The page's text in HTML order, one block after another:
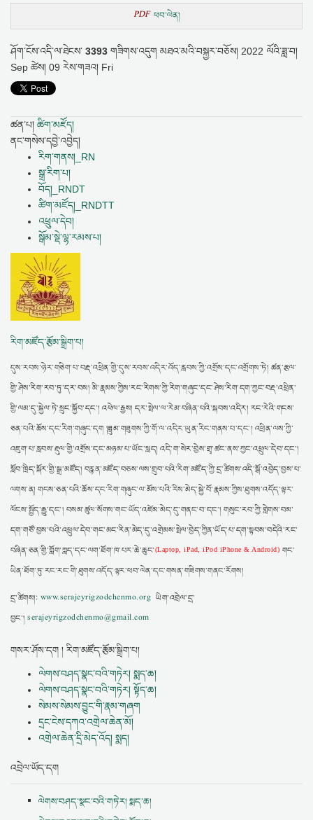
PDF ཕབ་ལེན།
ཤོག་ངོས་འདི་ལ་ཐེངས་ 3393 གཟིགས་འདུག མཐའ་མའི་བསྐྱར་བཅོས། 2022 ལོའི་ཟླ་བ།
Sep ཚེས། 09 རེས་གཟའ། Fri
ཚན་པ། ཚིག་མཛོད།
ནང་གསེས་དབྱེ་འབྱེད།
རིག་གནས།_RN
སྒྲ་རིག་པ།
བོད།_RNDT
ཚིག་མཛོད།_RNDTT
འཕྲུལ་དེབ།
སྒོམ་སྡེ་ལྷ་རམས་པ།
རིག་མཛོད་རྩོམ་སྒྲིག་པ།
དུས་རབས་ཉེར་གཅིག་པ་བརྡ་འཕྲིན་གྱི་དུས་རབས་འདིར་འོད་རླབས་ཀྱི་འགྲོས་དང་འགྲོགས་ཏེ། ཚན་རྩལ་
གྱི་ཤེས་རིག་རབ་ཏུ་དར་བས། མི་རྣམས་ཀྱིས་རང་རིགས་ཀྱི་རིག་གཞུང་དང་ཤེས་རིག་དག་ཀྱང་བརྡ་འཕྲིན་
གྱི་ལམ་དུ་སྐྱེལ་ཏེ་སྲུང་སྐྱོབ་དང་། འཕེལ་རྒྱས། དར་སྤེལ་ལ་རེམ་བཞིན་པའི་སྐབས་འདིར། རང་རེའི་གངས་
ཅན་པའི་ཆོས་དང་རིག་གཞུང་དག །ཟླུམ་གཟུགས་ཀྱི་གོ་ལ་འདིར་ཡུན་རིང་གནས་པ་དང་། འཕྲིན་ལས་ཀྱི་
འཇུག་པ་རླབས་རྡུལ་གྱི་འགྲོས་དང་མཉམ་པ་ཡོང་སླད། འདི་ག་སེར་བྱེས་གྲྭ་ཚང་ནས་ཀྱང་འཕྲུལ་དེབ་དང་།
སློབ་ཁྲིད་སྐོར་གྱི་སྒྲ་མཛོད། བརྙན་མཛོད་བཅས་ལས་གྲུབ་པའི་རིག་མཛོད་ཀྱི་དྲ་ཚིགས་འདི་སྒོ་འབྱེད་བྱས་པ་
ལགས་ན། གངས་ཅན་པའི་ཆོས་དང་རིག་གཞུང་ལ་མོས་པའི་རིས་མེད་སྐྱེ་བོ་རྣམས་ཀྱིས་ཐུགས་འདོད་ལྟར་
ལོངས་སྤྱོད་རྒྱུ་དང་། བསམ་ཚུལ་སོགས་གང་ཡོད་འཛེམ་མེད་དུ་གནང་བ་དང་། གསུང་རབ་ཀྱི་གླེགས་བམ་
དག་གཙོ་བྱས་པའི་འཕྲུལ་དེབ་གང་མང་རིན་མེད་དུ་འགྲེམས་སྤེལ་བྱེད་ཀྱིན་ཡོད་པ་དག་སྟབས་བདེའི་རང་
བཞིན་ཅན་གྱི་གློག་ཀླད་དང་ལག་ཐོག་ཁ་པར་ཆེ་ཆུང་(Laptop, iPad, iPod iPhone & Android) གང་
ཡིན་ཐོག་ཏུ་རང་རང་གི་ཐུགས་འདོད་ལྟར་ཕབ་ལེན་དང་གསན་གཟིགས་གནང་རོགས།
དྲ་ཚིགས།: www.serajeyrigzodchenmo.org ཡིག་འབྲེལ་དྲ་
བྱང་།serajeyrigzodchenmo@gmail.com
གསར་ཤོས་དག ། རིག་མཛོད་རྩོམ་སྒྲིག་པ།
ལེགས་བཤད་སྣང་བའི་གཏེར། སྨད་ཆ།
ལེགས་བཤད་སྣང་བའི་གཏེར། སྟོད་ཆ།
སེམས་སེམས་བྱུང་གི་རྣམ་གཞག
དྲང་ངེས་དཀའ་འགྲེལ་ཆེན་མོ།
འགྲེལ་ཆེན་དྲི་མེད་འོད། སྨད།
འབྲེལ་ཡོད་དག
ལེགས་བཤད་སྣང་བའི་གཏེར། སྨད་ཆ།